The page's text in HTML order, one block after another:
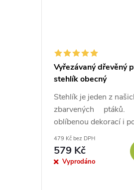
Vyřezávaný dřevěný
stehlík obecný
Stehlík je jeden z
zbarvených
oblíbenou dekorací i
479 Kč bez DPH
579 Kč
Vyprodáno